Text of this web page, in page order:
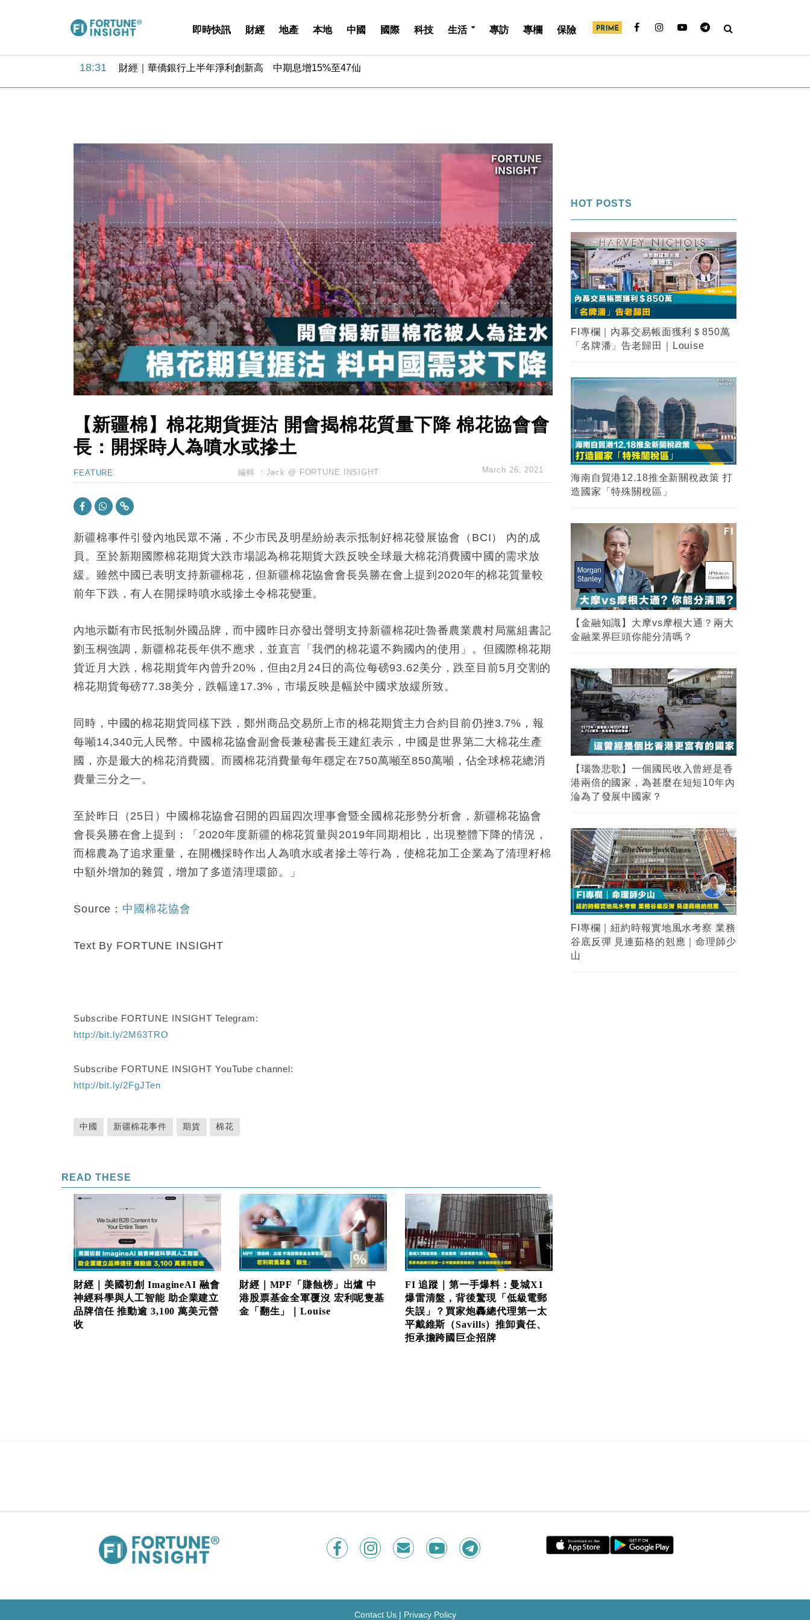
即時快訊 財經 地產 本地 中國 國際 科技 生活 專訪 專欄 保險
18:31 財經｜華僑銀行上半年淨利創新高 中期息增15%至47仙
15:11 財經｜韓股反覆波動收跌 連挫7周創逾3年最長跌勢
13:44 財經｜內地7月美元計價出口增近24%勝預期 貿易順差達1125億美元
12:44 財經｜日本春季三度入市撐日圓 4月單日斥6.28萬億日圓干預創新高
11:12 國際｜特朗普料美伊戰事快結束 承認部分彈藥庫存緊張
15:59 財經｜SA售股自救後再出手 斥4億美元押注未上市公司
18:31 財經｜華僑銀行上半年淨利創新高 中期息增15%至47仙
17:33 財經｜滙豐上調香港今年GDP預測至4.5% 看好貿易及消費表現
16:47 本地｜假冒內地執法人員要求交「保證金」 43歲女子損失近6900萬元
16:05 財經｜日經失守6.5萬點後回穩 全周仍升近2%
15:47 財經｜恒隆10月換帥 玩具「反」斗城亞洲CEO蔡德粦接任
15:11 財經｜韓股反覆波動收跌 連挫7周創逾3年最長跌勢
13:44 財經｜內地7月美元計價出口增近24%勝預期 貿易順差達1125億美元
12:44 財經｜日本春季三度入市撐日圓 4月單日斥6.28萬億日圓干預創新高
11:12 國際｜特朗普料美伊戰事快結束 承認部分彈藥庫存緊張
15:59 財經｜SA售股自救後再出手 斥4億美元押注未上市公司
【新疆棉】棉花期貨捱沽 開會揭棉花質量下降 棉花協會會
長：開採時人為噴水或摻土
FEATURE 編輯 ： Jack @ FORTUNE INSIGHT March 26, 2021
新疆棉事件引發內地民眾不滿，不少市民及明星紛紛表示抵制好棉花發展協會（BCI） 內的成
員。至於新期國際棉花期貨大跌市場認為棉花期貨大跌反映全球最大棉花消費國中國的需求放
緩。雖然中國已表明支持新疆棉花，但新疆棉花協會會長吳勝在會上提到2020年的棉花質量較
前年下跌，有人在開採時噴水或摻土令棉花變重。
內地示斷有市民抵制外國品牌，而中國昨日亦發出聲明支持新疆棉花吐魯番農業農村局黨組書記
劉玉桐強調，新疆棉花長年供不應求，並直言「我們的棉花還不夠國內的使用」。但國際棉花期
貨近月大跌，棉花期貨年內曾升20%，但由2月24日的高位每磅93.62美分，跌至目前5月交割的
棉花期貨每磅77.38美分，跌幅達17.3%，市場反映是幅於中國求放緩所致。
同時，中國的棉花期貨同樣下跌，鄭州商品交易所上市的棉花期貨主力合約目前仍挫3.7%，報
每噸14,340元人民幣。中國棉花協會副會長兼秘書長王建紅表示，中國是世界第二大棉花生產
國，亦是最大的棉花消費國。而國棉花消費量每年穩定在750萬噸至850萬噸，佔全球棉花總消
費量三分之一。
至於昨日（25日）中國棉花協會召開的四屆四次理事會暨全國棉花形勢分析會，新疆棉花協會
會長吳勝在會上提到：「2020年度新疆的棉花質量與2019年同期相比，出現整體下降的情況，
而棉農為了追求重量，在開機採時作出人為噴水或者摻土等行為，使棉花加工企業為了清理籽棉
中額外增加的雜質，增加了多道清理環節。」
Source： 中國棉花協會
Text By FORTUNE INSIGHT
Subscribe FORTUNE INSIGHT Telegram:
http://bit.ly/2M63TRO
Subscribe FORTUNE INSIGHT YouTube channel:
http://bit.ly/2FgJTen
中國 新疆棉花事件 期貨 棉花
READ THESE
財經｜美國初創 ImagineAI 融會
神經科學與人工智能 助企業建立
品牌信任 推動逾 3,100 萬美元營
收
財經｜MPF「賺蝕榜」出爐 中
港股票基金全軍覆沒 宏利呢隻基
金「翻生」｜Louise
FI 追蹤｜第一手爆料：曼城X1
爆雷清盤，背後驚現「低級電郵
失誤」？買家炮轟總代理第一太
平戴維斯（Savills）推卸責任、
拒承擔跨國巨企招牌
HOT POSTS
FI專欄｜內幕交易帳面獲利＄850萬
「名牌潘」告老歸田｜Louise
海南自貿港12.18推全新關稅政策 打
造國家「特殊關稅區」
【金融知識】大摩vs摩根大通？兩大
金融業界巨頭你能分清嗎？
【瑙魯悲歌】一個國民收入曾經是香
港兩倍的國家，為甚麼在短短10年內
淪為了發展中國家？
FI專欄｜紐約時報實地風水考察 業務
谷底反彈 見連茹格的剋應｜命理師少
山
Contact Us| Privacy Policy